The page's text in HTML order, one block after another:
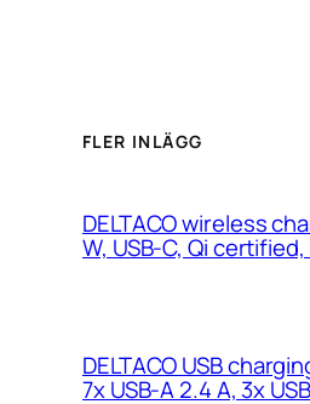
FLER INLÄGG
DELTACO wireless
W, USB-C, Qi
DELTACO USB
7x USB-A 2.4 A, 3x